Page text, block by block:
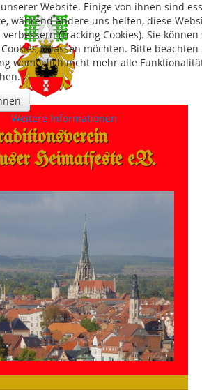
Heimatfeste e.V.
Website. Einige von ihnen sind
während andere uns helfen, diese
(Tracking Cookies). Sie können
zulassen möchten. Bitte beachten
womöglich nicht mehr alle
Weitere Informationen